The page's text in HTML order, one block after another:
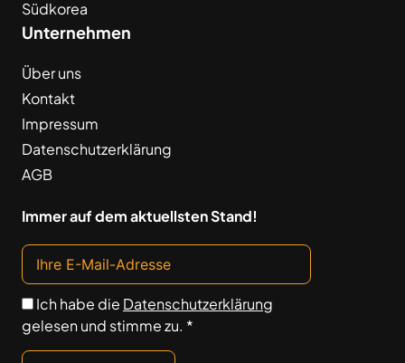
Südkorea
Unternehmen
Über uns
Kontakt
Impressum
Datenschutzerklärung
AGB
Immer auf dem aktuellsten Stand!
Ich habe die Datenschutzerklärung
gelesen und stimme zu. *